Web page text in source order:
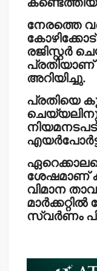
നേരത്തെ
രജിസ്റ്റര്‍
പ്രതിയാണ്
അറിയിച്ചു.
പ്രതിയെ
ശേഷമാണ്
വിമാന
സ്വര്‍ണം